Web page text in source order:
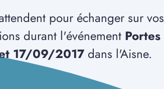
pour échanger sur vos
durant l'événement Portes
17/09/2017dans l'Aisne.